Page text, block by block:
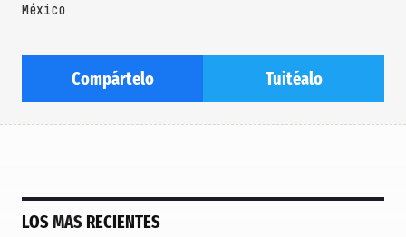
México
Compártelo Tuitéalo
LOSMAS RECIENTES